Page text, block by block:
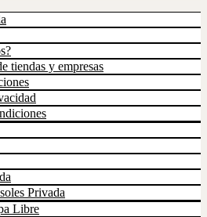
tiendas y empresas
Privada
Libre